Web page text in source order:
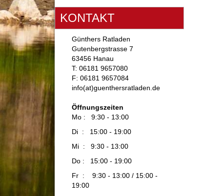
KONTAKT
Günthers Ratladen
Gutenbergstrasse 7
63456 Hanau
T: 06181 9657080
F: 06181 9657084
info(at)guenthersratladen.de
Öffnungszeiten
Mo : 9:30 - 13:00
Di : 15:00 - 19:00
Mi : 9:30 - 13:00
Do : 15:00 - 19:00
Fr : 9:30 - 13:00 / 15:00 -
19:00